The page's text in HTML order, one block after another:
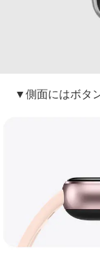
▼側面にはボタ